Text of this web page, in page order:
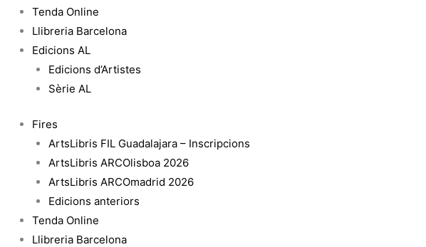
Tenda Online
Llibreria Barcelona
Edicions AL
Edicions d’Artistes
Sèrie AL
Fires
ArtsLibris FIL Guadalajara – Inscripcions
ArtsLibris ARCOlisboa 2026
ArtsLibris ARCOmadrid 2026
Edicions anteriors
Tenda Online
Llibreria Barcelona